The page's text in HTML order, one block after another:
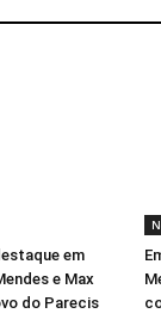
em
e Max
do Parecis